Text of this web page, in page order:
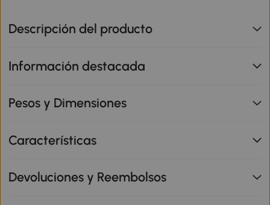
Descripción del producto
Información destacada
Pesos y Dimensiones
Características
Devoluciones y Reembolsos